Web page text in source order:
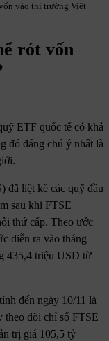
vào thị trường Việt
rót vốn
ETF quốc tế có khả
đó đáng chú ý nhất là
đã liệt kê các quỹ đầu
sau khi FTSE
thứ cấp. Theo ước
diễn ra vào tháng
435,4 triệu USD từ
đến ngày 10/11 là
theo dõi chỉ số FTSE
trị giá 105,5 tỷ